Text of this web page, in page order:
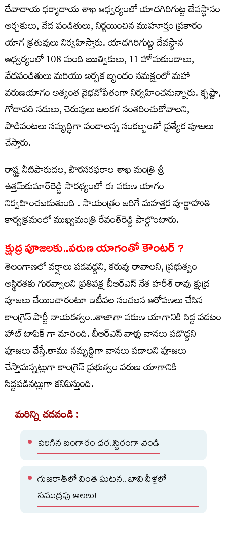
దేవాదాయ ధర్మాదాయ శాఖ ఆధ్వర్యంలో యాదగిరిగుట్ట దేవస్థానం
అర్చకులు, వేద పండితులు, నిర్ణయించిన ముహూర్తం ప్రకారం
యాగ క్రతువులు నిర్వహిస్తారు. యాదగిరిగుట్ట దేవస్థాన
ఆధ్వర్యంలో 108 మంది ఋత్వికులు, 11 హోమకుండాలు,
వేదపండితులు మరియు అర్చక బృందం సమక్షంలో మహా
వరుణయాగం అత్యంత వైభవోపేతంగా నిర్వహించనున్నారు. కృష్ణా,
గోదావరి నదులు, చెరువులు జలకళ సంతరించుకోవాలని,
పాడిపంటలు సమృద్ధిగా పండాలన్న సంకల్పంతో ప్రత్యేక పూజలు
చేస్తారు.
రాష్ట్ర నీటిపారుదల, పౌరసరఫరాల శాఖ మంత్రి శ్రీ
ఉత్తమ్‌కుమార్‌రెడ్డి సారథ్యంలో ఈ వరుణ యాగం
నిర్వహించబడుతుంది . సాయంత్రం జరిగే మహత్తర పూర్ణాహుతి
కార్యక్రమంలో ముఖ్యమంత్రి రేవంత్‌రెడ్డి పాల్గొంటారు.
క్షుద్ర పూజలకు..వరుణ యాగంతో కౌంటర్ ?
తెలంగాణలో వర్షాలు పడవద్దని, కరువు రావాలని, ప్రభుత్వం
అస్థిరతకు గురవ్వాలని ప్రతిపక్ష బీఆర్ఎస్ నేత హరీశ్ రావు క్షుద్ర
పూజలు చేయించారంటూ ఇటీవల సంచలన ఆరోపణలు చేసిన
కాంగ్రెస్ పార్టీ నాయకత్వం..తాజాగా వరుణ యాగానికి సిద్ద పడటం
హాట్ టాపిక్ గా మారింది. బీఆర్ఎస్ వాళ్లు వానలు పడొద్దని
పూజలు చేస్తే.తాము సమృద్దిగా వానలు పడాలని పూజలు
చేస్తామన్నట్లుగా కాంగ్రెస్ ప్రభుత్వం వరుణ యాగానికి
సిద్దపడినట్లుగా కనిపిస్తుంది.
మరిన్ని చదవండి :
పెరిగిన బంగారం ధర..స్థిరంగా వెండి
గుజరాత్‌లో వింత ఘటన.. బావి నీళ్లలో
సముద్రపు అలలు!